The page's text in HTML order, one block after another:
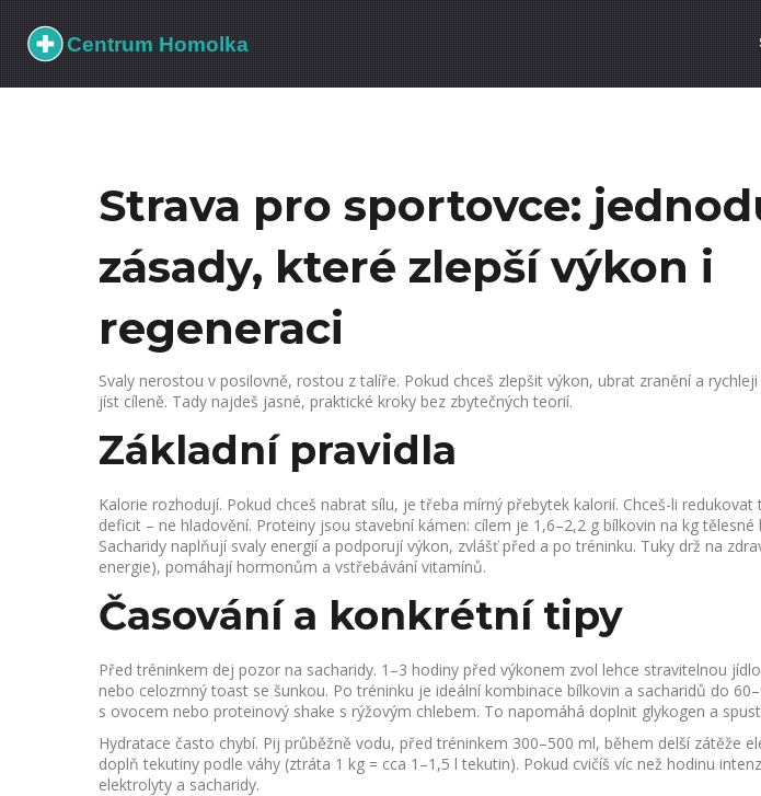
Strava pro sportovce:
zásady, které zlepší výkon i
regeneraci
Svaly nerostou v posilovně, rostou z talíře. Pokud chceš zlepšit výkon, ubrat zranění a
jíst cíleně. Tady najdeš jasné, praktické kroky bez zbytečných teorií.
Základní pravidla
Kalorie rozhodují. Pokud chceš nabrat sílu, je třeba mírný přebytek kalorií. Chceš-li
deficit – ne hladovění. Proteiny jsou stavební kámen: cílem je 1,6–2,2 g bílkovin na kg
Sacharidy naplňují svaly energií a podporují výkon, zvlášť před a po tréninku. Tuky drž na
energie), pomáhají hormonům a vstřebávání vitamínů.
Časování a konkrétní tipy
Před tréninkem dej pozor na sacharidy. 1–3 hodiny před výkonem zvol lehce stravitelnou
nebo celozrnný toast se šunkou. Po tréninku je ideální kombinace bílkovin a sacharidů do
s ovocem nebo proteinový shake s rýžovým chlebem. To napomáhá doplnit glykogen a
Hydratace často chybí. Pij průběžně vodu, před tréninkem 300–500 ml, během delší zátěže
doplň tekutiny podle váhy (ztráta 1 kg = cca 1–1,5 l tekutin). Pokud cvičíš víc než hodinu
elektrolyty a sacharidy.